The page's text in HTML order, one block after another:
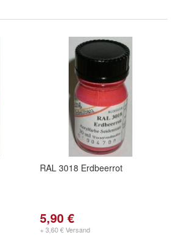
RAL 3018 Erdbeerrot
5,90 €
+ 3,60 € Versand